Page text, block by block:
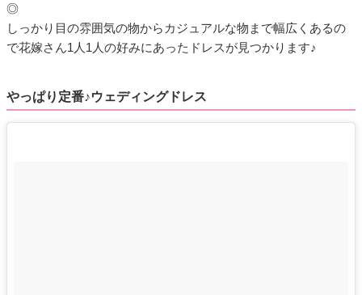
◎
しっかり目の雰囲気の物からカジュアルな物まで幅広くあるの
で花嫁さん1人1人の好みにあったドレスが見つかります♪
やっぱり定番♪ウェディングドレス